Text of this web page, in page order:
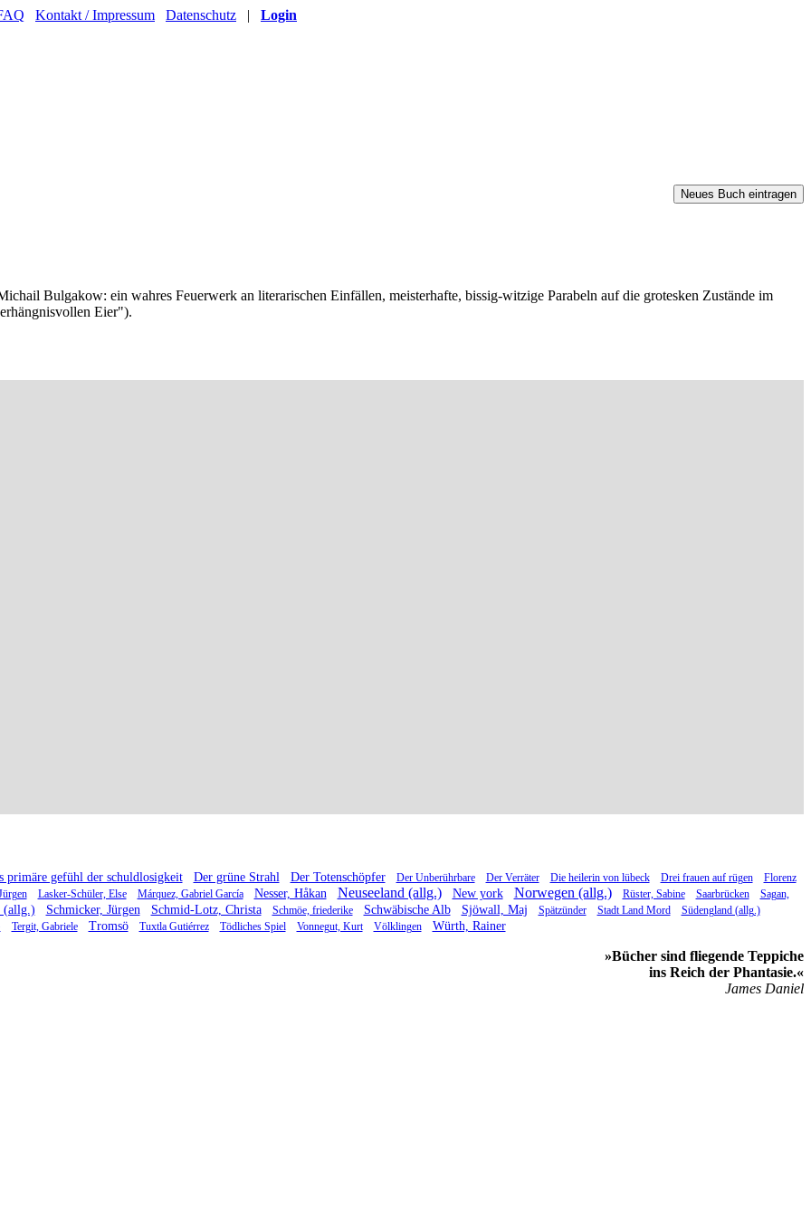
Kontakt / Impressum Datenschutz | Login
Bulgakow: ein wahres Feuerwerk an literarischen Einfällen, meisterhafte, bissig-witzige Parabeln auf die grotesken Zustände im
Eier").
primäre gefühl der schuldlosigkeit Der grüne Strahl Der Totenschöpfer Der Unberührbare Der Verräter Die heilerin von lübeck Drei frauen auf rügen
Florenz
Lasker-Schüler, Else Márquez, Gabriel García Nesser, Håkan Neuseeland (allg.) New york Norwegen (allg.) Rüster, Sabine Saarbrücken Sagan,
(allg.) Schmicker, Jürgen Schmid-Lotz, Christa Schmöe, friederike Schwäbische Alb Sjöwall, Maj Spätzünder Stadt Land Mord Südengland (allg.)
Tergit, Gabriele Tromsö Tuxtla Gutiérrez Tödliches Spiel Vonnegut, Kurt Völklingen Würth, Rainer
»Bücher sind fliegende Teppiche
ins Reich der Phantasie.«
James Daniel